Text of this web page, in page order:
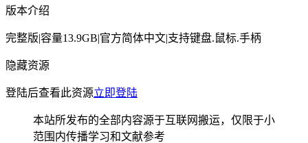
版本介绍
完整版|容量13.9GB|官方简体中文|支持键盘.鼠标.手柄
隐藏资源
登陆后查看此资源立即登陆
本站所发布的全部内容源于互联网搬运，仅限于小
范围内传播学习和文献参考